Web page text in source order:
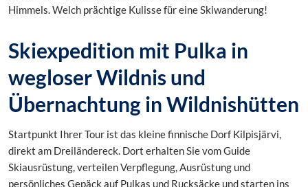
Himmels. Welch prächtige Kulisse für eine Skiwanderung!
Skiexpedition mit Pulka in
wegloser Wildnis und
Übernachtung in Wildnishütten
Startpunkt Ihrer Tour ist das kleine finnische Dorf Kilpisjärvi,
direkt am Dreiländereck. Dort erhalten Sie vom Guide
Skiausrüstung, verteilen Verpflegung, Ausrüstung und
persönliches Gepäck auf Pulkas und Rucksäcke und starten ins